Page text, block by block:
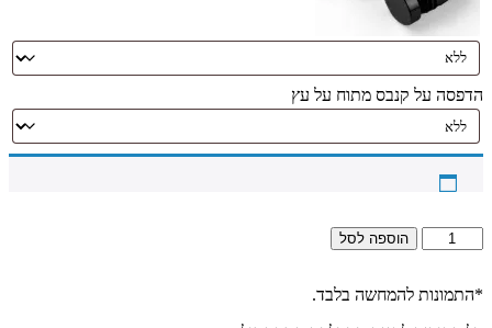
הדפסה על קנבס מתוח על עץ
כמות
של
–
הוספה לסל
*התמונות להמחשה בלבד.